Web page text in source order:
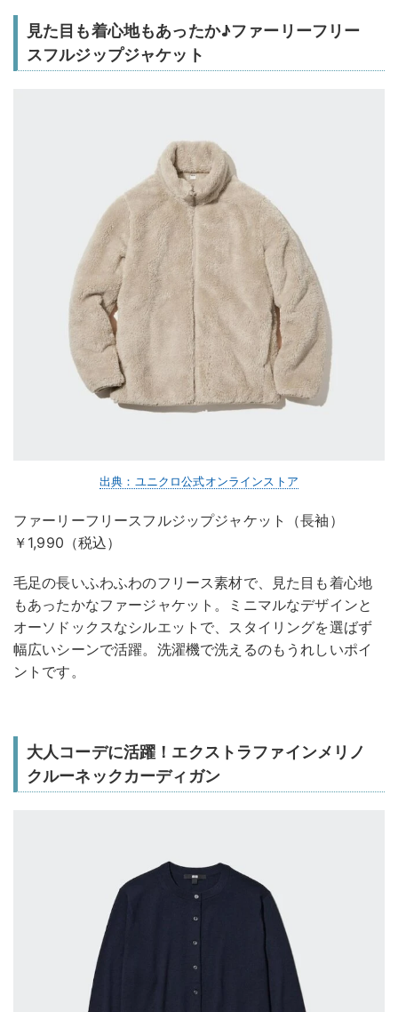
見た目も着心地もあったか♪ファーリーフリー
スフルジップジャケット
出典：ユニクロ公式オンラインストア
ファーリーフリースフルジップジャケット（長袖）
￥1,990（税込）
毛足の長いふわふわのフリース素材で、見た目も着心地
もあったかなファージャケット。ミニマルなデザインと
オーソドックスなシルエットで、スタイリングを選ばず
幅広いシーンで活躍。洗濯機で洗えるのもうれしいポイ
ントです。
大人コーデに活躍！エクストラファインメリノ
クルーネックカーディガン